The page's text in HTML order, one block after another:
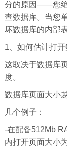
分的原因——您绝
查数据库。当您
坏数据库的内部
1、如何估计打
这取决于数据库
度。
数据库页面大小
几个例子：
-在配备512Mb
内打开页面大小